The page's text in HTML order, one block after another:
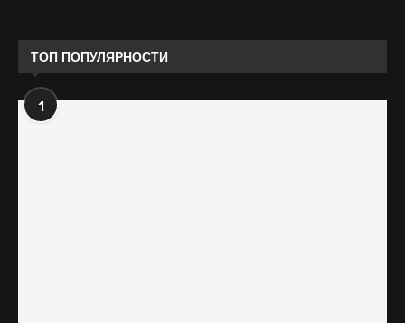
ТОП ПОПУЛЯРНОСТИ
1